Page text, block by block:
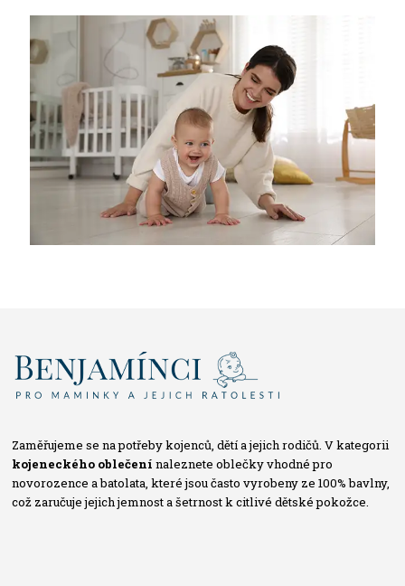
Zaměřujeme se na potřeby kojenců, dětí a jejich rodičů. V kategorii
kojeneckého oblečení naleznete oblečky vhodné pro
novorozence a batolata, které jsou často vyrobeny ze 100% bavlny,
což zaručuje jejich jemnost a šetrnost k citlivé dětské pokožce.